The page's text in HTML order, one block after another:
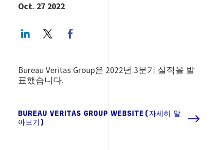
Oct. 27 2022
LinkedInTwitter
Bureau Veritas Group은 2022년 3분기 실적을 발
표했습니다.
BUREAU VERITAS GROUP WEBSITE(자세히 알
아보기)